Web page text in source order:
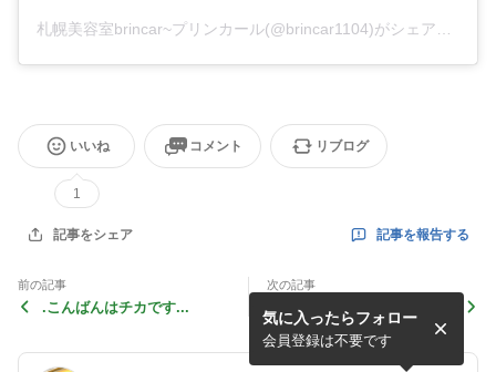
いいね
1
コメント リブログ
記事をシェア 記事を報告する
前の記事
.ㅤㅤㅤㅤㅤㅤㅤㅤㅤㅤㅤㅤㅤこんばんはチカです︎ㅤㅤㅤㅤㅤㅤㅤㅤㅤㅤㅤㅤㅤㅤ...
次の記事
..こんばんはプリンカール荒
谷です...人気のエルジューダ
シリーズ.....
気に入ったらフォロー
会員登録は不要です